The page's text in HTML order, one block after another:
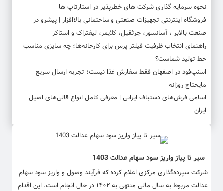
نحوه سرمایه‌ گذاری شرکت‌ های خطرپذیر در استارتاپ ها
فروشگاه اینترنتی تجهیزات صنعتی و ساختمانی بالاافزار | پیشرو در
صنعت بالابر ، آسانسور، جرثقیل، کلایمر، لیفتراک و استاکر
راهنمای انتخاب ظرفیت فیلتر پرس برای کارخانه‌ها؛ چه سایزی مناسب
خط تولید شماست؟
اسنپ‌فود در اصفهان فقط سفارش غذا نیست؛ تجربه ارسال سریع
مایحتاج روزانه
اسامی فرش‌های دستباف ایرانی | معرفی کامل انواع قالی‌های اصیل
ایران
سیر تا پیاز واریز سود سهام عدالت 1403
شرکت سپرده‌گذاری مرکزی اعلام کرده که فرآیند وصول و واریز سود سهام
عدالت مربوط به سال مالی منتهی به ۱۴۰۲ در حال انجام است. این اقدام